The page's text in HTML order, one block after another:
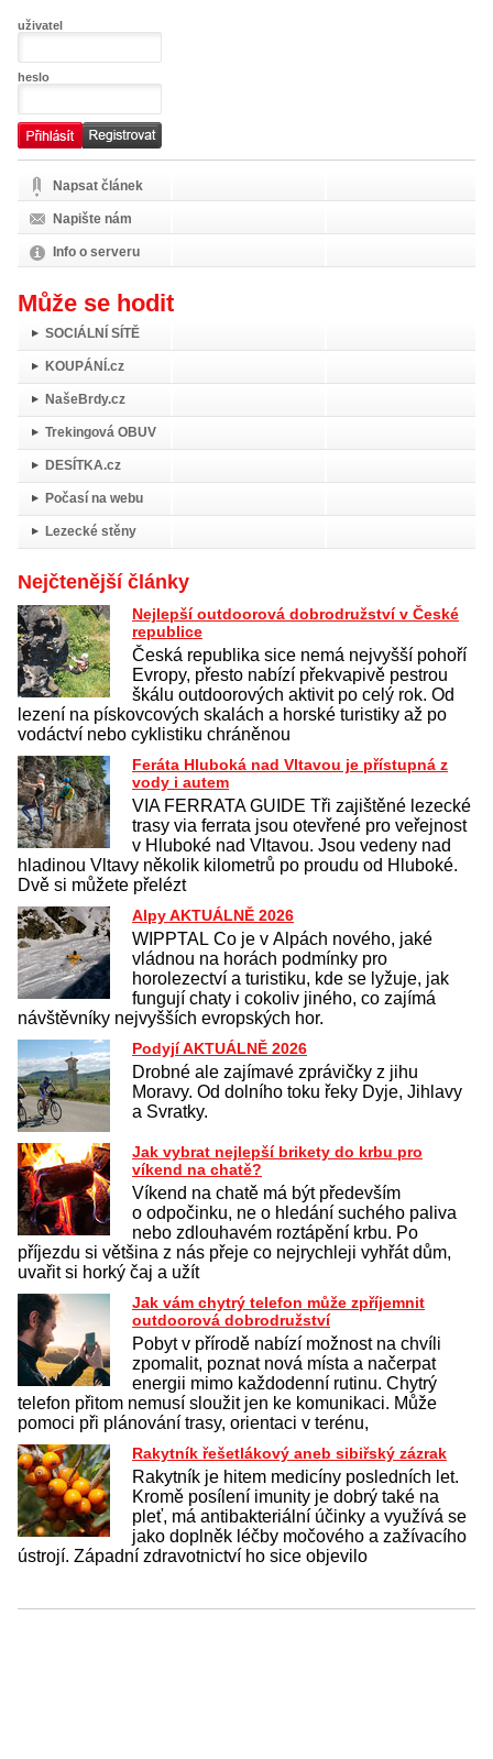
uživatel
heslo
Napsat článek
Napište nám
Info o serveru
Může se hodit
SOCIÁLNÍ SÍTĚ
KOUPÁNÍ.cz
NašeBrdy.cz
Trekingová OBUV
DESÍTKA.cz
Počasí na webu
Lezecké stěny
Nejčtenější články
Nejlepší outdoorová dobrodružství v České
republice
Česká republika sice nemá nejvyšší pohoří
Evropy, přesto nabízí překvapivě pestrou
škálu outdoorových aktivit po celý rok. Od
lezení na pískovcových skalách a horské turistiky až po
vodáctví nebo cyklistiku chráněnou
Feráta Hluboká nad Vltavou je přístupná z
vody i autem
VIA FERRATA GUIDE Tři zajištěné lezecké
trasy via ferrata jsou otevřené pro veřejnost
v Hluboké nad Vltavou. Jsou vedeny nad
hladinou Vltavy několik kilometrů po proudu od Hluboké.
Dvě si můžete přelézt
Alpy AKTUÁLNĚ 2026
WIPPTAL Co je v Alpách nového, jaké
vládnou na horách podmínky pro
horolezectví a turistiku, kde se lyžuje, jak
fungují chaty i cokoliv jiného, co zajímá
návštěvníky nejvyšších evropských hor.
Podyjí AKTUÁLNĚ 2026
Drobné ale zajímavé zprávičky z jihu
Moravy. Od dolního toku řeky Dyje, Jihlavy
a Svratky.
Jak vybrat nejlepší brikety do krbu pro
víkend na chatě?
Víkend na chatě má být především
o odpočinku, ne o hledání suchého paliva
nebo zdlouhavém roztápění krbu. Po
příjezdu si většina z nás přeje co nejrychleji vyhřát dům,
uvařit si horký čaj a užít
Jak vám chytrý telefon může zpříjemnit
outdoorová dobrodružství
Pobyt v přírodě nabízí možnost na chvíli
zpomalit, poznat nová místa a načerpat
energii mimo každodenní rutinu. Chytrý
telefon přitom nemusí sloužit jen ke komunikaci. Může
pomoci při plánování trasy, orientaci v terénu,
Rakytník řešetlákový aneb sibiřský zázrak
Rakytník je hitem medicíny posledních let.
Kromě posílení imunity je dobrý také na
pleť, má antibakteriální účinky a využívá se
jako doplněk léčby močového a zažívacího
ústrojí. Západní zdravotnictví ho sice objevilo